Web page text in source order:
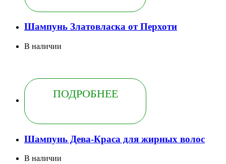
Шампунь Златовласка от Перхоти
В наличии
ПОДРОБНЕЕ
Шампунь Дева-Краса для жирных волос
В наличии